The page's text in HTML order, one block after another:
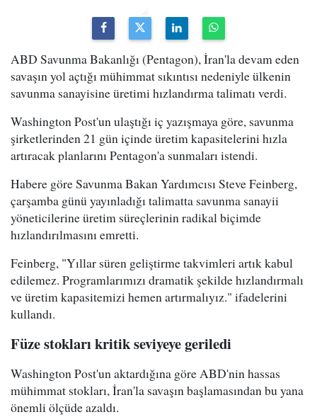
ABD Savunma Bakanlığı (Pentagon), İran'la devam eden
savaşın yol açtığı mühimmat sıkıntısı nedeniyle ülkenin
savunma sanayisine üretimi hızlandırma talimatı verdi.
Washington Post'un ulaştığı iç yazışmaya göre, savunma
şirketlerinden 21 gün içinde üretim kapasitelerini hızla
artıracak planlarını Pentagon'a sunmaları istendi.
Habere göre Savunma Bakan Yardımcısı Steve Feinberg,
çarşamba günü yayınladığı talimatta savunma sanayii
yöneticilerine üretim süreçlerinin radikal biçimde
hızlandırılmasını emretti.
Feinberg, "Yıllar süren geliştirme takvimleri artık kabul
edilemez. Programlarımızı dramatik şekilde hızlandırmalı
ve üretim kapasitemizi hemen artırmalıyız." ifadelerini
kullandı.
Füze stokları kritik seviyeye geriledi
Washington Post'un aktardığına göre ABD'nin hassas
mühimmat stokları, İran'la savaşın başlamasından bu yana
önemli ölçüde azaldı.